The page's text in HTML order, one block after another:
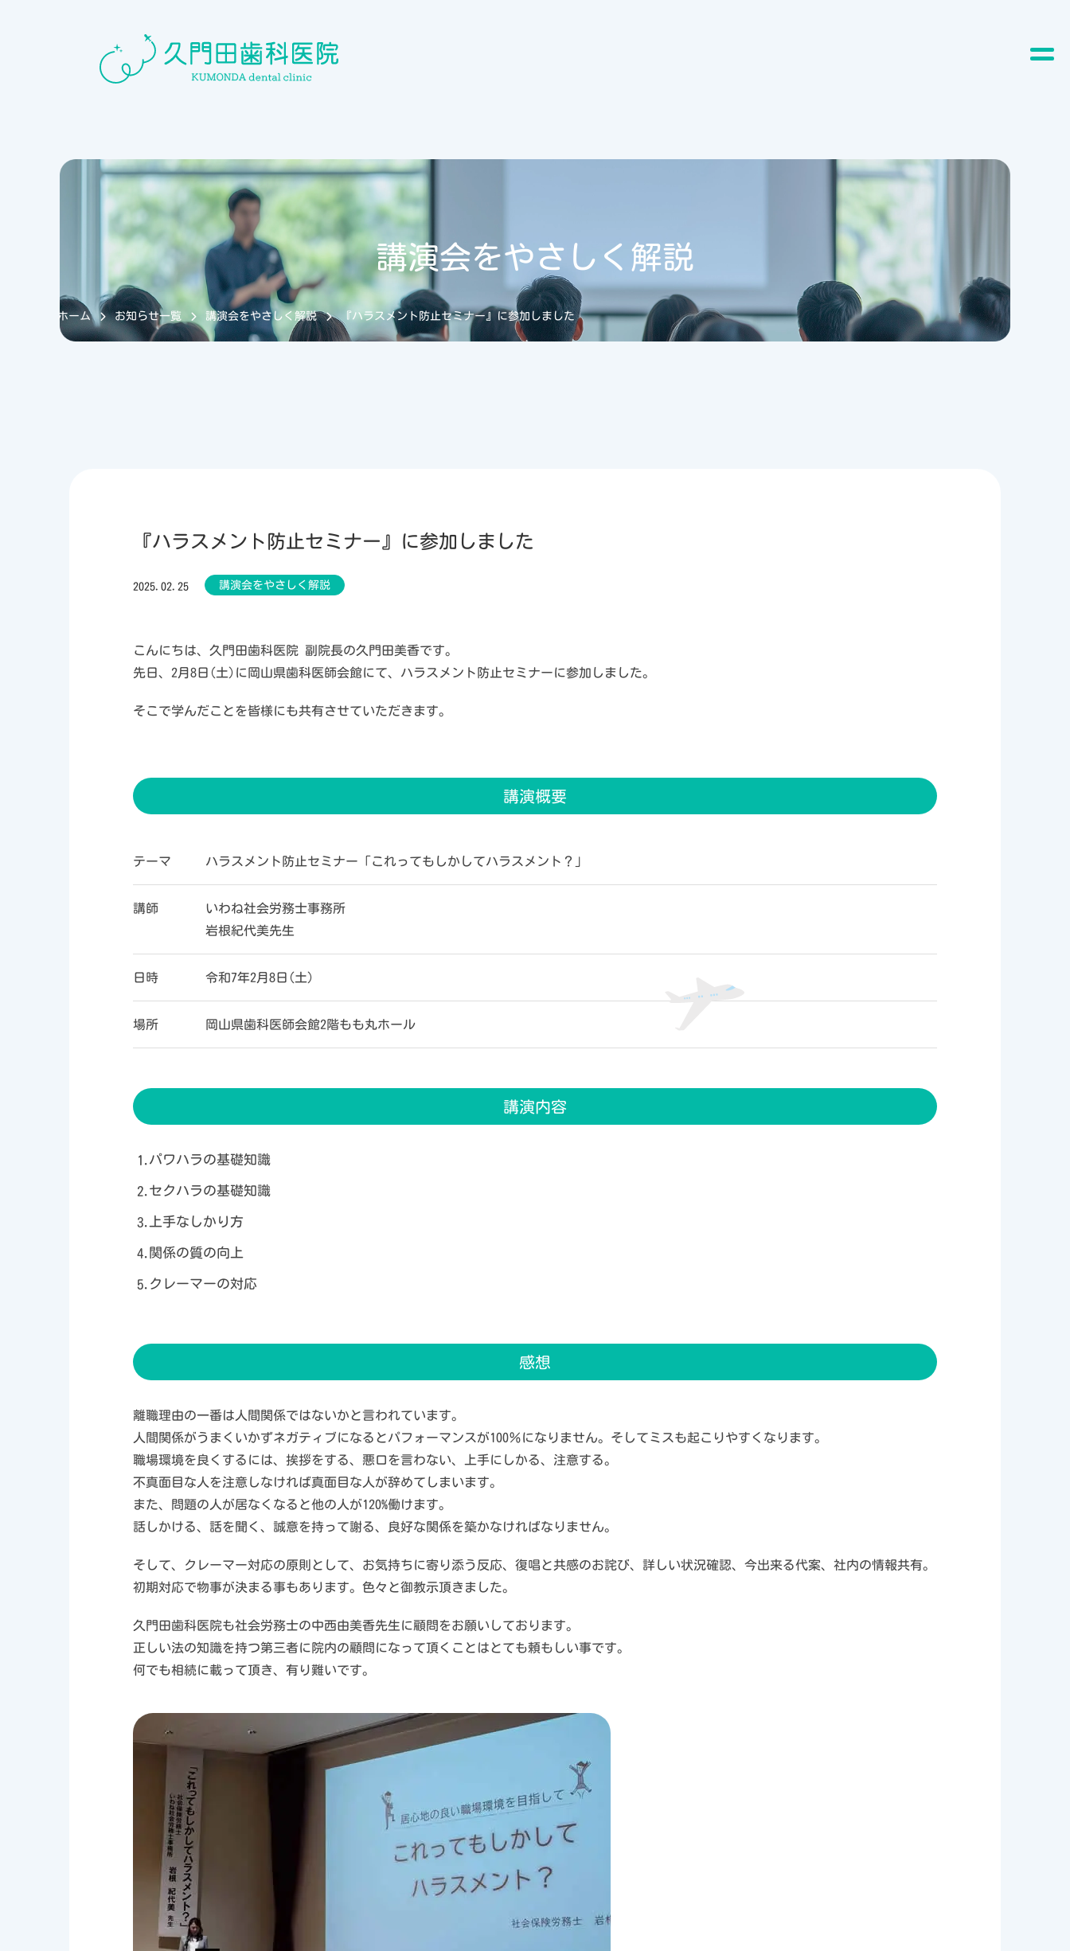
講演会をやさしく解説
ホーム お知らせ一覧 講演会をやさしく解説 『ハラスメント防止セミナー』に参加しました
『ハラスメント防止セミナー』に参加しました
2025.02.25 講演会をやさしく解説
こんにちは、久門田歯科医院 副院長の久門田美香です。
先日、2月8日(土)に岡山県歯科医師会館にて、ハラスメント防止セミナーに参加しました。
そこで学んだことを皆様にも共有させていただきます。
講演概要
テーマ ハラスメント防止セミナー「これってもしかしてハラスメント？」
講師
いわね社会労務士事務所
岩根紀代美先生
日時 令和7年2月8日(土)
場所 岡山県歯科医師会館2階もも丸ホール
講演内容
パワハラの基礎知識
セクハラの基礎知識
上手なしかり方
関係の質の向上
クレーマーの対応
感想
離職理由の一番は人間関係ではないかと言われています。
人間関係がうまくいかずネガティブになるとパフォーマンスが100％になりません。そしてミスも起こりやすくなります。
職場環境を良くするには、挨拶をする、悪口を言わない、上手にしかる、注意する。
不真面目な人を注意しなければ真面目な人が辞めてしまいます。
また、問題の人が居なくなると他の人が120%働けます。
話しかける、話を聞く、誠意を持って謝る、良好な関係を築かなければなりません。
そして、クレーマー対応の原則として、お気持ちに寄り添う反応、復唱と共感のお詫び、詳しい状況確認、今出来る代案、社内の情報共有。
初期対応で物事が決まる事もあります。色々と御教示頂きました。
久門田歯科医院も社会労務士の中西由美香先生に顧問をお願いしております。
正しい法の知識を持つ第三者に院内の顧問になって頂くことはとても頼もしい事です。
何でも相続に載って頂き、有り難いです。